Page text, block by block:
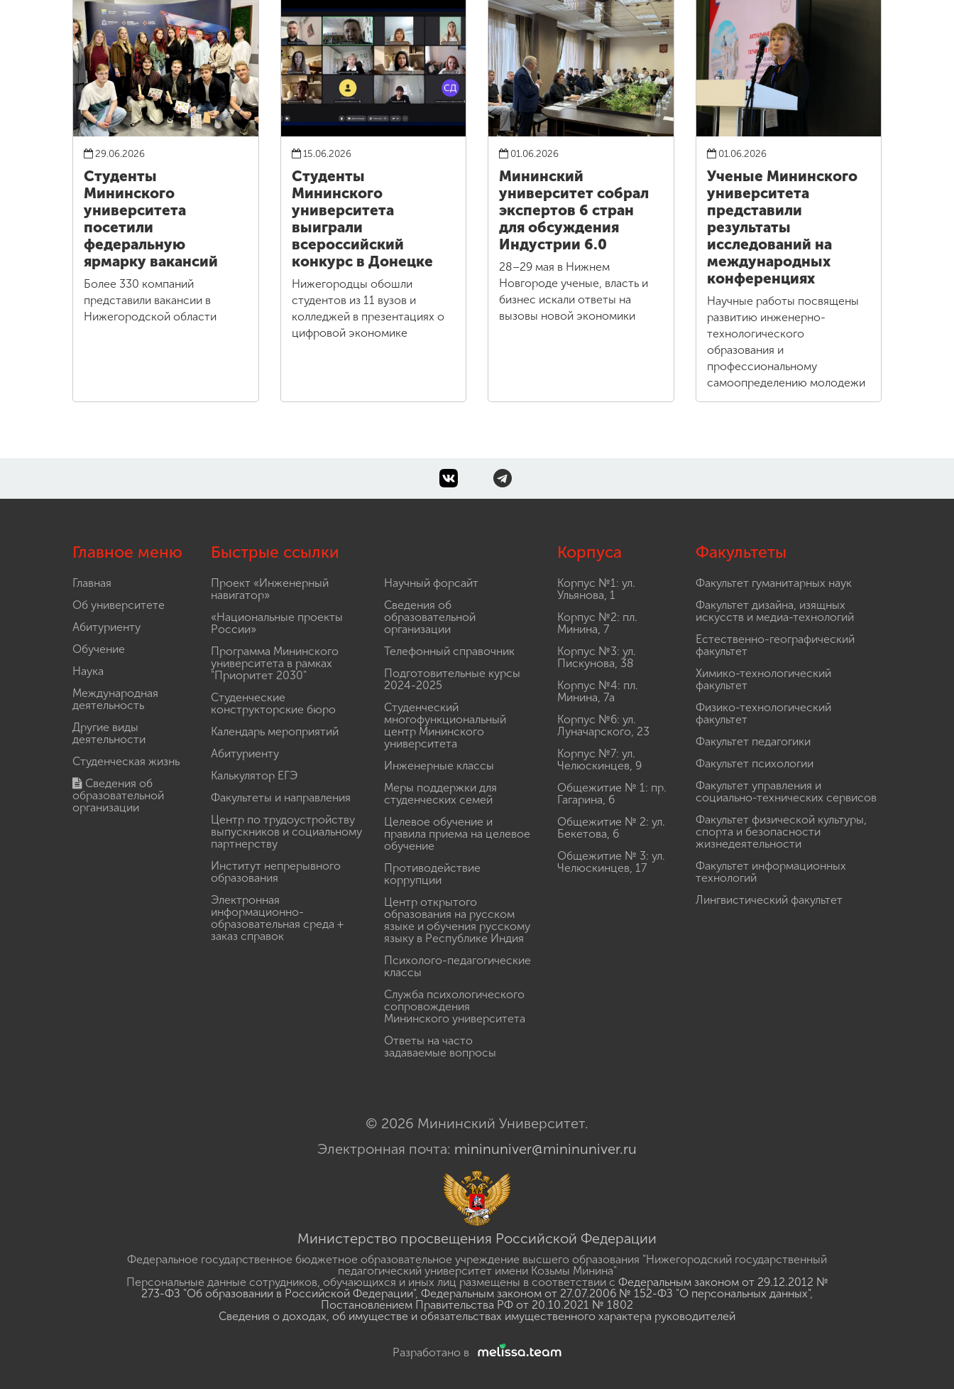
29.06.2026
Студенты
Мининского
университета
посетили
федеральную
ярмарку вакансий
Более 330 компаний
представили вакансии в
Нижегородской области
15.06.2026
Студенты
Мининского
университета
выиграли
всероссийский
конкурс в Донецке
Нижегородцы обошли
студентов из 11 вузов и
колледжей в презентациях о
цифровой экономике
01.06.2026
Мининский
университет собрал
экспертов 6 стран
для обсуждения
Индустрии 6.0
28–29 мая в Нижнем
Новгороде ученые, власть и
бизнес искали ответы на
вызовы новой экономики
01.06.2026
Ученые Мининского
университета
представили
результаты
исследований на
международных
конференциях
Научные работы посвящены
развитию инженерно-
технологического
образования и
профессиональному
самоопределению молодежи
Главное меню
Главная
Об университете
Абитуриенту
Обучение
Наука
Международная
деятельность
Другие виды
деятельности
Студенческая жизнь
Сведения об
образовательной
организации
Быстрые ссылки
Проект «Инженерный
навигатор»
«Национальные проекты
России»
Программа Мининского
университета в рамках
"Приоритет 2030"
Студенческие
конструкторские бюро
Календарь мероприятий
Абитуриенту
Калькулятор ЕГЭ
Факультеты и направления
Центр по трудоустройству
выпускников и социальному
партнерству
Институт непрерывного
образования
Электронная
информационно-
образовательная среда +
заказ справок
Научный форсайт
Сведения об
образовательной
организации
Телефонный справочник
Подготовительные курсы
2024-2025
Студенческий
многофункциональный
центр Мининского
университета
Инженерные классы
Меры поддержки для
студенческих семей
Целевое обучение и
правила приема на целевое
обучение
Противодействие
коррупции
Центр открытого
образования на русском
языке и обучения русскому
языку в Республике Индия
Психолого-педагогические
классы
Служба психологического
сопровождения
Мининского университета
Ответы на часто
задаваемые вопросы
Корпуса
Корпус №1: ул.
Ульянова, 1
Корпус №2: пл.
Минина, 7
Корпус №3: ул.
Пискунова, 38
Корпус №4: пл.
Минина, 7а
Корпус №6: ул.
Луначарского, 23
Корпус №7: ул.
Челюскинцев, 9
Общежитие № 1: пр.
Гагарина, 6
Общежитие № 2: ул.
Бекетова, 6
Общежитие № 3: ул.
Челюскинцев, 17
Факультеты
Факультет гуманитарных наук
Факультет дизайна, изящных
искусств и медиа-технологий
Естественно-географический
факультет
Химико-технологический
факультет
Физико-технологический
факультет
Факультет педагогики
Факультет психологии
Факультет управления и
социально-технических сервисов
Факультет физической культуры,
спорта и безопасности
жизнедеятельности
Факультет информационных
технологий
Лингвистический факультет
© 2026 Мининский Университет.
Электронная почта: mininuniver@mininuniver.ru
Министерство просвещения Российской Федерации
Федеральное государственное бюджетное образовательное учреждение высшего образования "Нижегородский государственный
педагогический университет имени Козьмы Минина"
Персональные данные сотрудников, обучающихся и иных лиц размещены в соответствии с Федеральным законом от 29.12.2012 №
273-ФЗ "Об образовании в Российской Федерации", Федеральным законом от 27.07.2006 № 152-ФЗ "О персональных данных",
Постановлением Правительства РФ от 20.10.2021 № 1802
Сведения о доходах, об имуществе и обязательствах имущественного характера руководителей
Разработано в